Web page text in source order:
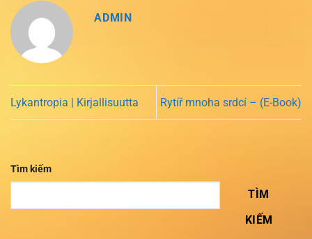
ADMIN
Lykantropia | Kirjallisuutta Rytíř mnoha srdcí – (E-Book)
Tìm kiếm
TÌM
KIẾM